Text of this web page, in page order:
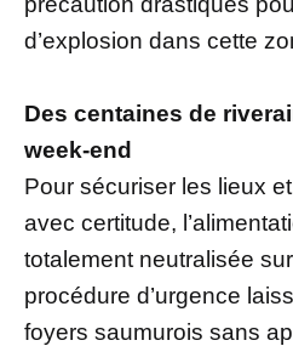
d’explosion dans cette
Des centaines de
week-end
Pour sécuriser les lieux
avec certitude,
totalement neutralisée
procédure d’urgence
foyers saumurois sans